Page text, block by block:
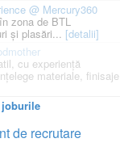
@ Mercury360
zona de BTL
și plasări... [detalii]
cu experiență
materiale, finisaje
de recrutare